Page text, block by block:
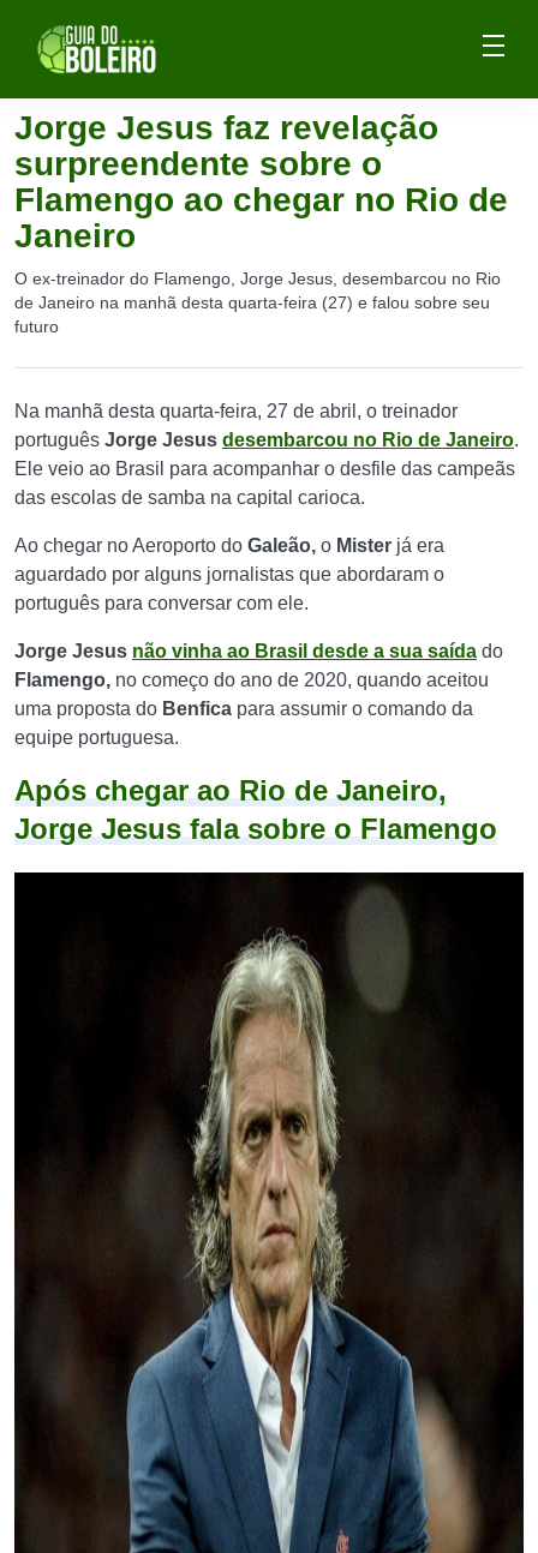
Jorge Jesus faz revelação
surpreendente sobre o
Flamengo ao chegar no Rio de
Janeiro
O ex-treinador do Flamengo, Jorge Jesus, desembarcou no Rio
de Janeiro na manhã desta quarta-feira (27) e falou sobre seu
futuro
Na manhã desta quarta-feira, 27 de abril, o treinador
português Jorge Jesus desembarcou no Rio de Janeiro.
Ele veio ao Brasil para acompanhar o desfile das campeãs
das escolas de samba na capital carioca.
Ao chegar no Aeroporto do Galeão, o Mister já era
aguardado por alguns jornalistas que abordaram o
português para conversar com ele.
Jorge Jesus não vinha ao Brasil desde a sua saída do
Flamengo, no começo do ano de 2020, quando aceitou
uma proposta do Benfica para assumir o comando da
equipe portuguesa.
Após chegar ao Rio de Janeiro,
Jorge Jesus fala sobre o Flamengo